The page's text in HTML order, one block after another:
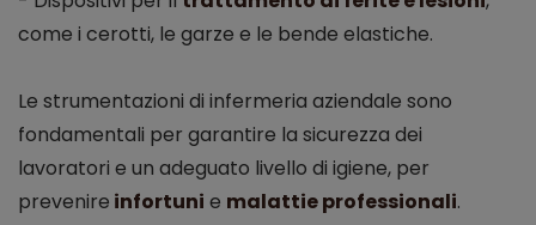
come i cerotti, le garze e le bende elastiche.
Le strumentazioni di infermeria aziendale sono
fondamentali per garantire la sicurezza dei
lavoratori e un adeguato livello di igiene, per
prevenire infortuni e malattie professionali.